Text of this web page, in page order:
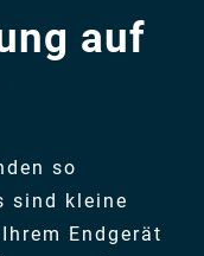
auf
so
sind kleine
Endgerät